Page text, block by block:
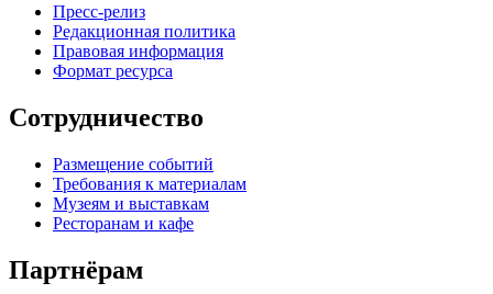
Пресс-релиз
Редакционная политика
Правовая информация
Формат ресурса
Сотрудничество
Размещение событий
Требования к материалам
Музеям и выставкам
Ресторанам и кафе
Партнёрам